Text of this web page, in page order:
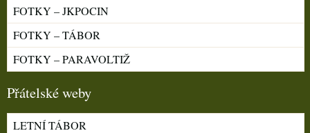
FOTKY – JKPOCIN
FOTKY – TÁBOR
FOTKY – PARAVOLTIŽ
Přátelské weby
LETNÍ TÁBOR